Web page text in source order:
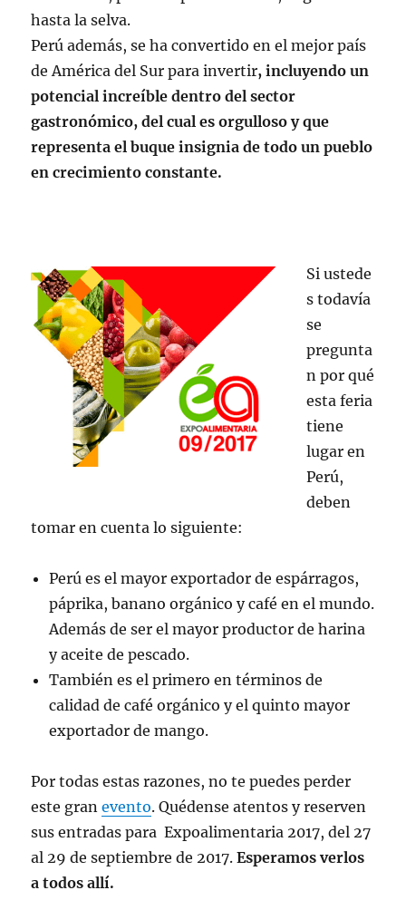
hasta la selva.
Perú además, se ha convertido en el mejor país
de América del Sur para invertir, incluyendo un
potencial increíble dentro del sector
gastronómico, del cual es orgulloso y que
representa el buque insignia de todo un pueblo
en crecimiento constante.
Si ustede
s todavía
se
pregunta
n por qué
esta feria
tiene
lugar en
Perú,
deben
tomar en cuenta lo siguiente:
Perú es el mayor exportador de espárragos,
páprika, banano orgánico y café en el mundo.
Además de ser el mayor productor de harina
y aceite de pescado.
También es el primero en términos de
calidad de café orgánico y el quinto mayor
exportador de mango.
Por todas estas razones, no te puedes perder
este granevento. Quédense atentos y reserven
sus entradas para Expoalimentaria 2017, del 27
al 29 de septiembre de 2017.Esperamos verlos
a todos allí.